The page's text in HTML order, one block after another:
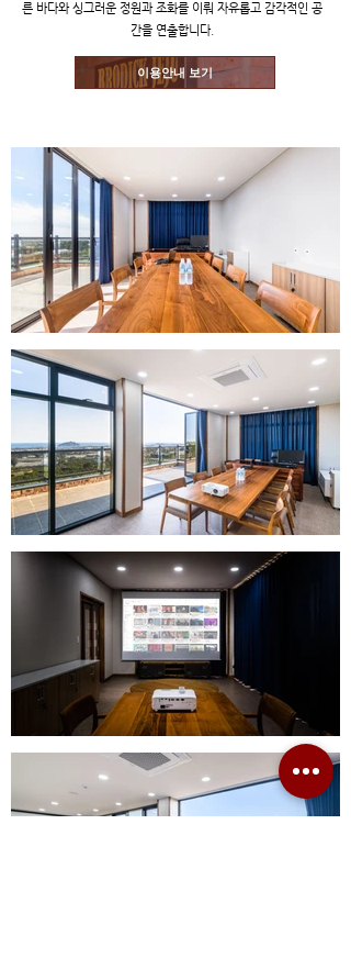
른 바다와 싱그러운 정원과 조화를 이뤄 자유롭고 감각적인 공
간을 연출합니다.
이용안내 보기